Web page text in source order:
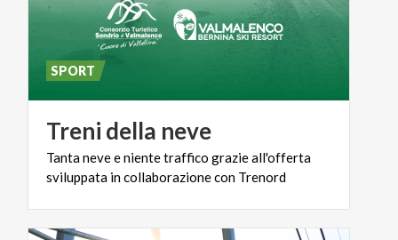
Treni della neve
Tantaneveenientetraffico grazieall'offerta
sviluppata incollaborazionecon Trenord
SPORT